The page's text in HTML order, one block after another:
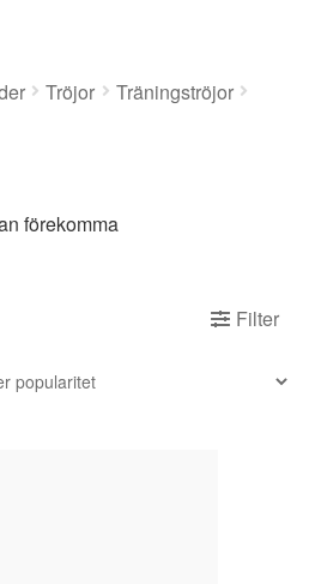
Tröjor
Träningströjor
förekomma
Filter